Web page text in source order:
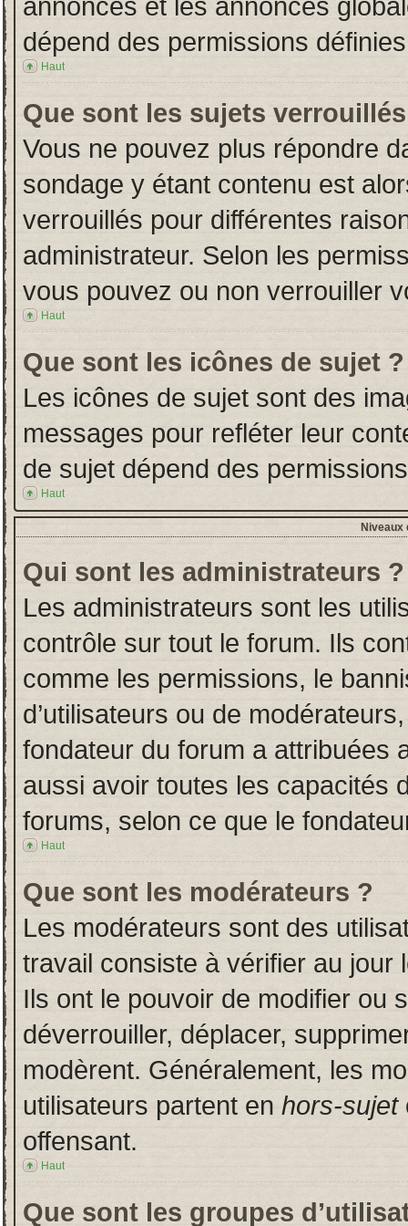
dépend des permissions
Haut
Que sont les sujets
Vous ne pouvez plus répondre
sondage y étant contenu est
verrouillés pour différentes
administrateur. Selon les
vous pouvez ou non verrouiller
Haut
Que sont les icônes de sujet ?
Les icônes de sujet sont des
messages pour refléter leur
de sujet dépend des
Haut
Niveaux
Qui sont les administrateurs ?
Les administrateurs sont les
contrôle sur tout le forum. Ils
comme les permissions, le
d’utilisateurs ou de
fondateur du forum a attribuées
aussi avoir toutes les capacités
forums, selon ce que le
Haut
Que sont les modérateurs ?
Les modérateurs sont des
travail consiste à vérifier au jour
Ils ont le pouvoir de modifier ou
déverrouiller, déplacer,
modèrent. Généralement, les
utilisateurs partent en hors-sujet
offensant.
Haut
Que sont les groupes